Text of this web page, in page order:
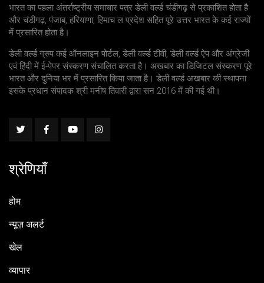
भारत का पहला अंतर्राष्ट्रीय समाचार पत्र डेली वर्ल्ड चंडीगढ़ से प्रकाशित होता है
और चंडीगढ़, पंजाब, हरियाणा, हिमाच ल प्रदेश सहित पूरे उत्तर भारत के कई राज्यों
में प्रसारित होता है।
डेली वर्ल्ड ग्रुप कई ऑनलाइन पोर्टल, डेली वर्ल्ड टीवी, डेली वर्ल्ड ऐप और अंग्रेजी
एवं हिंदी में ई-पेपर संस्करण संचालित करता है। अखबार का डिजिटल संस्करण पूरे
भारत और दुनिया भर में प्रसारित किया जाता है। डेली वर्ल्ड अखबार की स्थापना
इसके प्रधान संपादक श्री मनीष तिवारी द्वारा सन 2016 में की गई थी।
श्रेणियाँ
होम
न्यूज़ अलर्ट
खेल
व्यापार